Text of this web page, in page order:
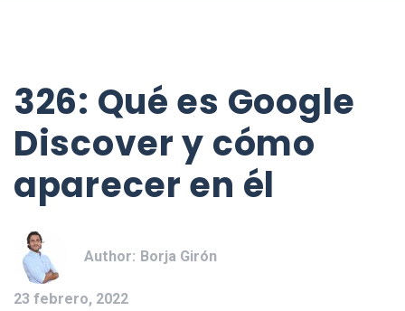
326: Qué es Google
Discover y cómo
aparecer en él
Author: Borja Girón
23 febrero, 2022